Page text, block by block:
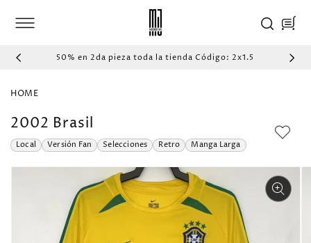
AL CONTENIDO
Carrito
50% en 2da pieza toda la tienda Código: 2x1.5
HOME
2002 Brasil
Local Versión Fan Selecciones Retro Manga Larga
IR
INFORMACIÓN
DEL PRODUCTO